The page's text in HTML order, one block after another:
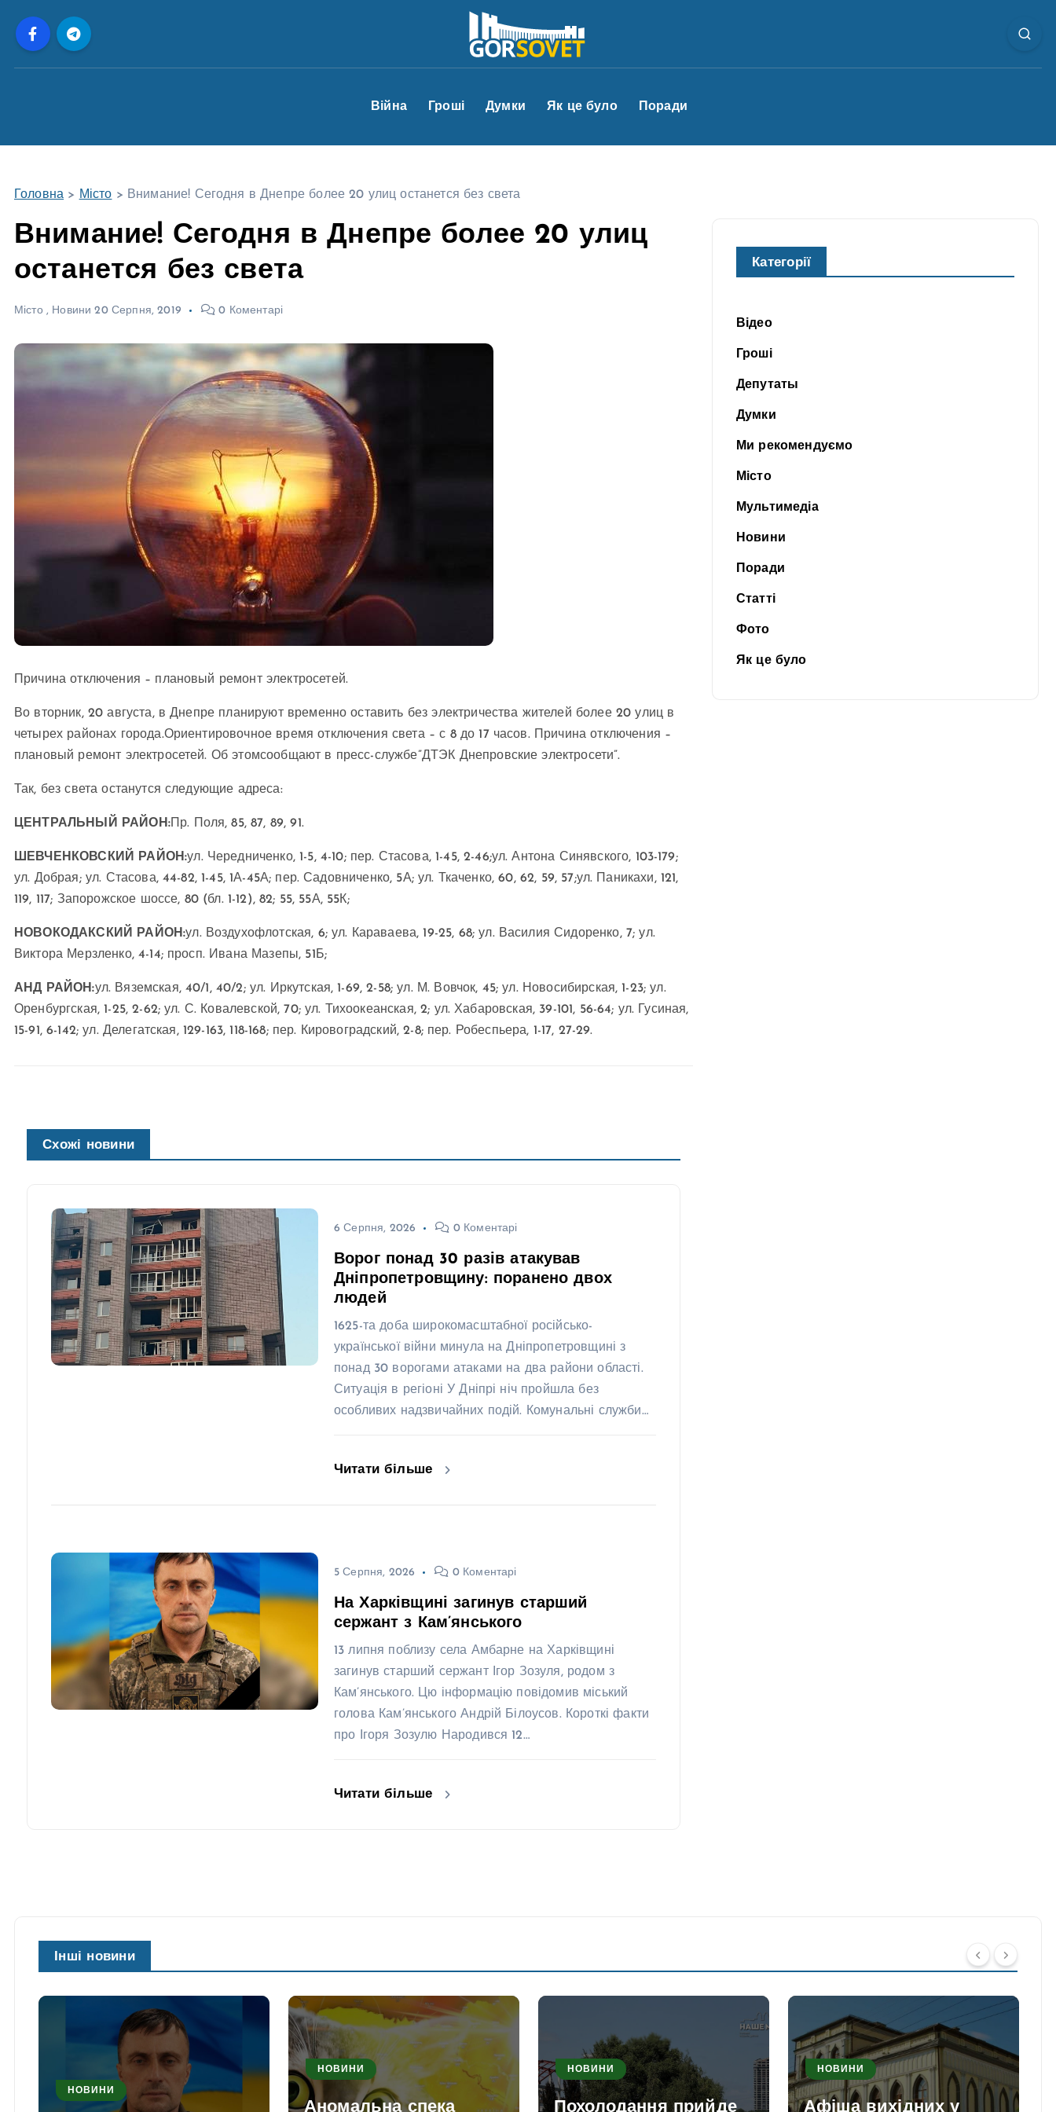
Війна Гроші Думки Як це було Поради
Головна > Місто > Внимание! Сегодня в Днепре более 20 улиц останется без света
Внимание! Сегодня в Днепре более 20 улиц
останется без света
Місто, Новини 20 Серпня, 2019 0 Коментарі
Причина отключения – плановый ремонт электросетей.
Во вторник, 20 августа, в Днепре планируют временно оставить без электричества жителей более 20 улиц в
четырех районах города.Ориентировочное время отключения света – с 8 до 17 часов. Причина отключения –
плановый ремонт электросетей. Об этомсообщают в пресс-службе”ДТЭК Днепровские электросети”.
Так, без света останутся следующие адреса:
ЦЕНТРАЛЬНЫЙ РАЙОН:Пр. Поля, 85, 87, 89, 91.
ШЕВЧЕНКОВСКИЙ РАЙОН:ул. Чередниченко, 1-5, 4-10; пер. Стасова, 1-45, 2-46;ул. Антона Синявского, 103-179;
ул. Добрая; ул. Стасова, 44-82, 1-45, 1А-45А; пер. Садовниченко, 5А; ул. Ткаченко, 60, 62, 59, 57;ул. Паникахи, 121,
119, 117; Запорожское шоссе, 80 (бл. 1-12), 82; 55, 55А, 55К;
НОВОКОДАКСКИЙ РАЙОН:ул. Воздухофлотская, 6; ул. Караваева, 19-25, 68; ул. Василия Сидоренко, 7; ул.
Виктора Мерзленко, 4-14; просп. Ивана Мазепы, 51Б;
АНД РАЙОН:ул. Вяземская, 40/1, 40/2; ул. Иркутская, 1-69, 2-58; ул. М. Вовчок, 45; ул. Новосибирская, 1-23; ул.
Оренбургская, 1-25, 2-62; ул. С. Ковалевской, 70; ул. Тихоокеанская, 2; ул. Хабаровская, 39-101, 56-64; ул. Гусиная,
15-91, 6-142; ул. Делегатская, 129-163, 118-168; пер. Кировоградский, 2-8; пер. Робеспьера, 1-17, 27-29.
Схожі новини
6 Серпня, 2026 0 Коментарі
Ворог понад 30 разів атакував
Дніпропетровщину: поранено двох
людей
1625-та доба широкомасштабної російсько-
української війни минула на Дніпропетровщині з
понад 30 ворогами атаками на два райони області.
Ситуація в регіоні У Дніпрі ніч пройшла без
особливих надзвичайних подій. Комунальні служби…
Читати більше
5 Серпня, 2026 0 Коментарі
На Харківщині загинув старший
сержант з Кам’янського
13 липня поблизу села Амбарне на Харківщині
загинув старший сержант Ігор Зозуля, родом з
Кам’янського. Цю інформацію повідомив міський
голова Кам’янського Андрій Білоусов. Короткі факти
про Ігоря Зозулю Народився 12…
Читати більше
Категорії
Відео
Гроші
Депутаты
Думки
Ми рекомендуємо
Місто
Мультимедіа
Новини
Поради
Статті
Фото
Як це було
Інші новини
НОВИНИ
НОВИНИ
Аномальна спека
НОВИНИ
Похолодання прийде
НОВИНИ
Афіша вихідних у